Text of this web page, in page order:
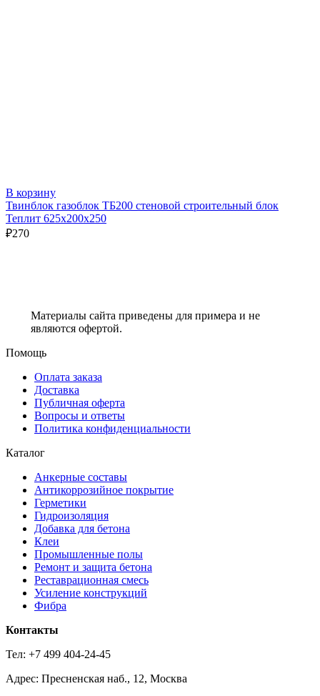
В корзину
Твинблок газоблок ТБ200 стеновой строительный блок
Теплит 625х200х250
₽270
Материалы сайта приведены для примера и не
являются офертой.
Помощь
Оплата заказа
Доставка
Публичная оферта
Вопросы и ответы
Политика конфиденциальности
Каталог
Анкерные составы
Антикоррозийное покрытие
Герметики
Гидроизоляция
Добавка для бетона
Клеи
Промышленные полы
Ремонт и защита бетона
Реставрационная смесь
Усиление конструкций
Фибра
Контакты
Тел: +7 499 404-24-45
Адрес: Пресненская наб., 12, Москва